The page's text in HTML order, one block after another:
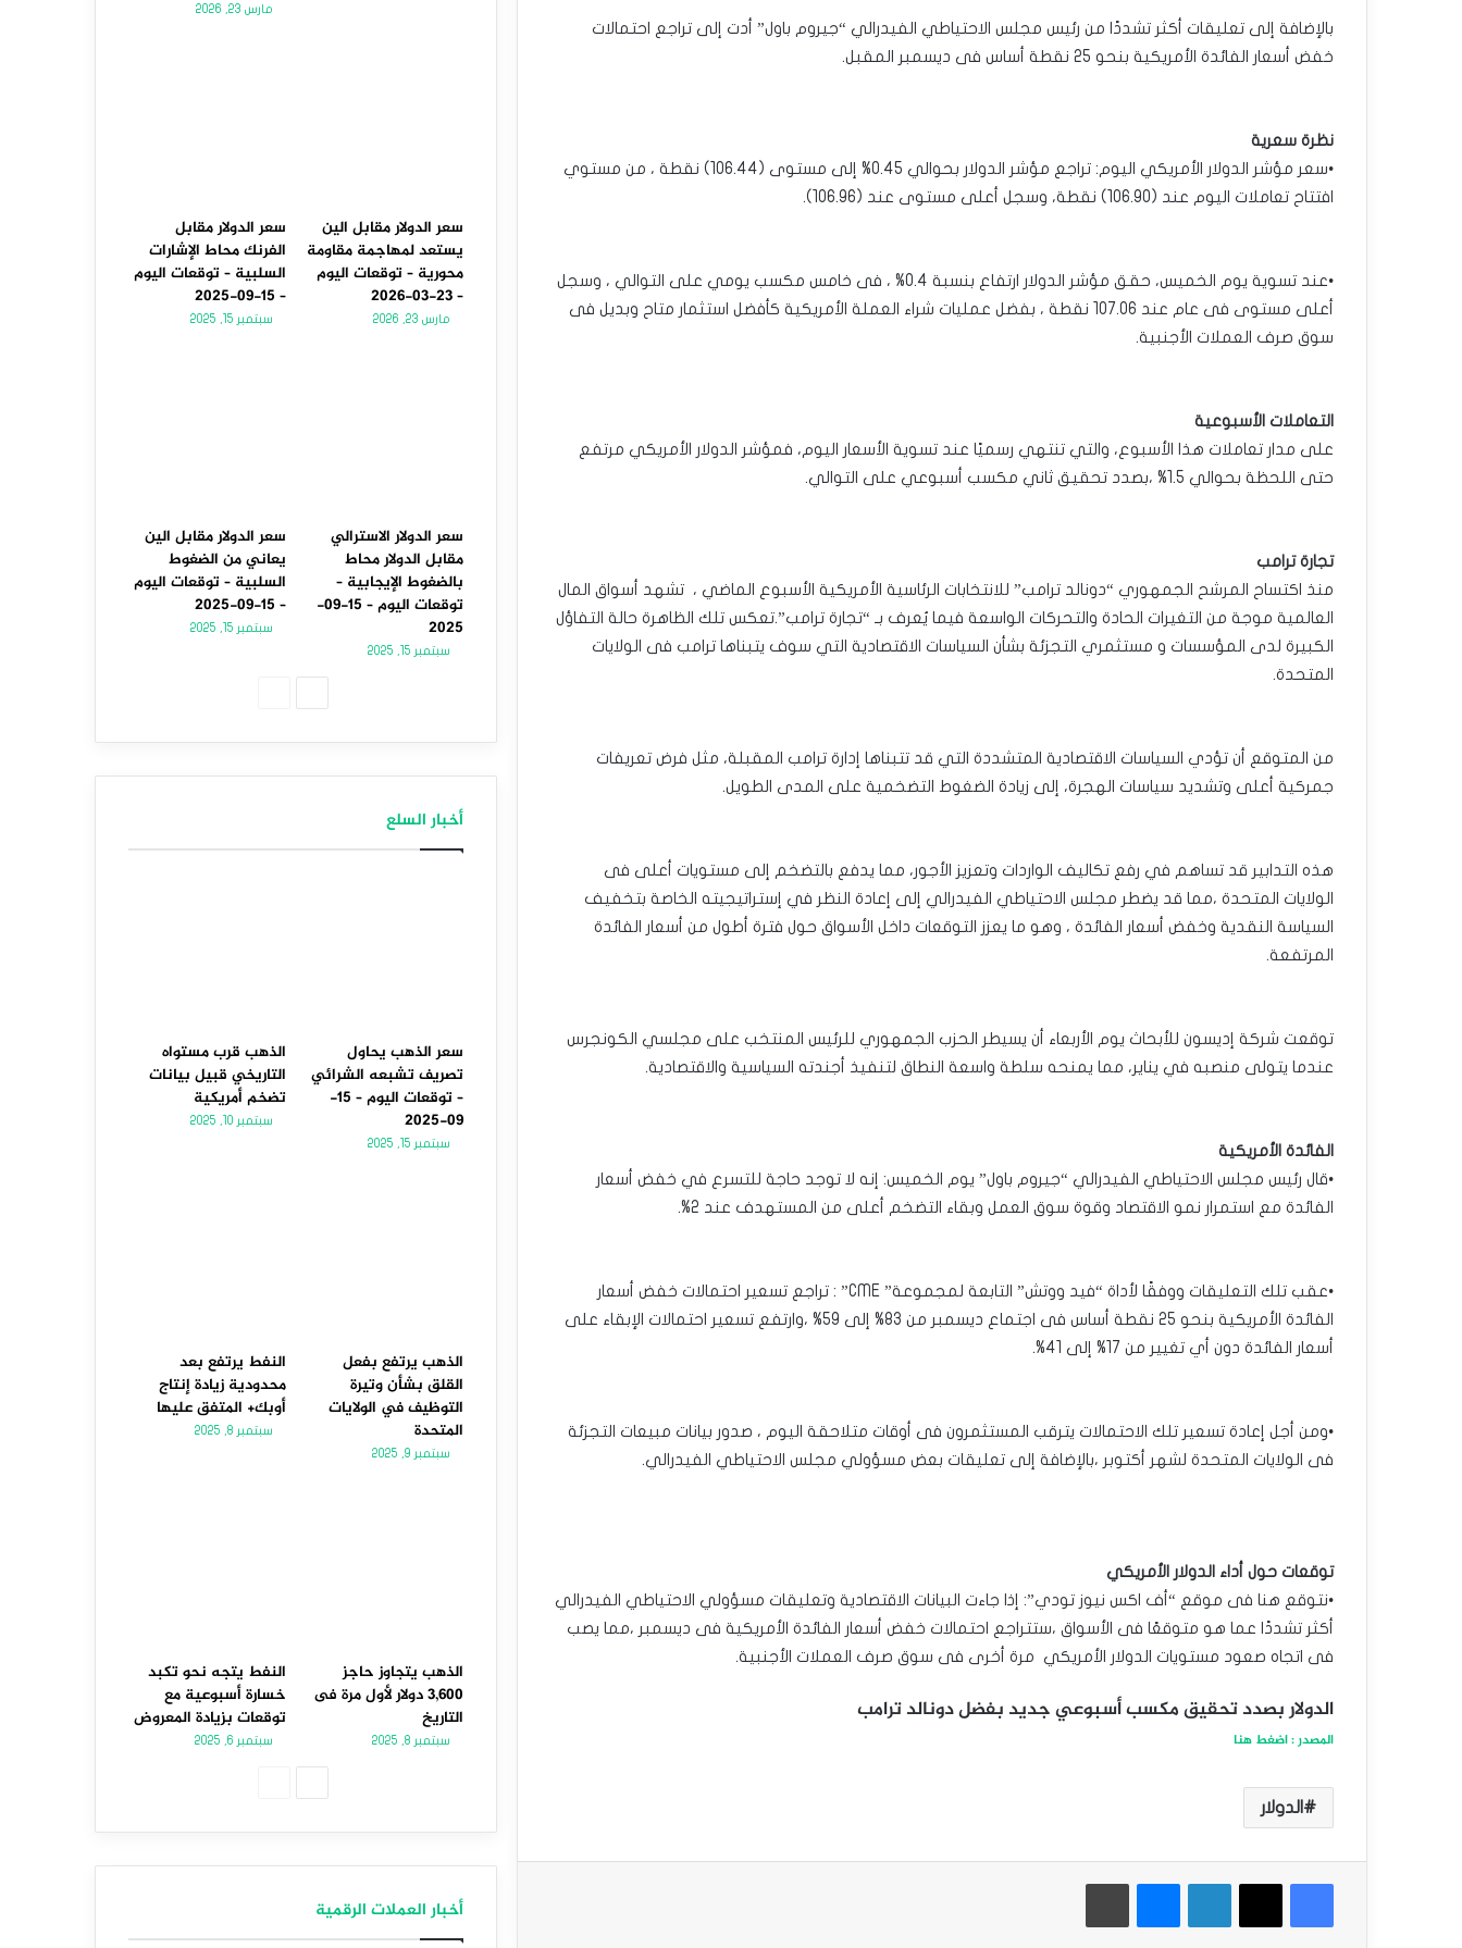
بالإضافة إلى تعليقات أكثر تشددًا من رئيس مجلس الاحتياطي الفيدرالي “جيروم باول” أدت إلى تراجع احتمالات
خفض أسعار الفائدة الأمريكية بنحو 25 نقطة أساس فى ديسمبر المقبل.
نظرة سعرية
•سعر مؤشر الدولار الأمريكي اليوم: تراجع مؤشر الدولار بحوالي 0.45% إلى مستوى (106.44) نقطة ، من مستوي
افتتاح تعاملات اليوم عند (106.90) نقطة، وسجل أعلى مستوى عند (106.96).
•عند تسوية يوم الخميس، حقق مؤشر الدولار ارتفاع بنسبة 0.4% ، فى خامس مكسب يومي على التوالي ، وسجل
أعلى مستوى فى عام عند 107.06 نقطة ، بفضل عمليات شراء العملة الأمريكية كأفضل استثمار متاح وبديل فى
سوق صرف العملات الأجنبية.
التعاملات الأسبوعية
على مدار تعاملات هذا الأسبوع، والتي تنتهي رسميًا عند تسوية الأسعار اليوم، ‏فمؤشر الدولار الأمريكي ‏مرتفع
حتى اللحظة بحوالي 1.5% ،بصدد تحقيق ثاني مكسب أسبوعي على التوالي.
تجارة ترامب
منذ اكتساح المرشح الجمهوري “دونالد ترامب” للانتخابات الرئاسية الأمريكية الأسبوع الماضي ، تشهد أسواق المال
العالمية موجة من التغيرات الحادة والتحركات الواسعة فيما يُعرف بـ “تجارة ترامب”.تعكس تلك الظاهرة حالة التفاؤل
الكبيرة لدى المؤسسات و مستثمري التجزئة بشأن السياسات الاقتصادية التي سوف يتبناها ترامب فى الولايات
المتحدة.
من المتوقع أن تؤدي السياسات الاقتصادية المتشددة التي قد تتبناها إدارة ترامب المقبلة، مثل فرض تعريفات
جمركية أعلى وتشديد سياسات الهجرة، إلى زيادة الضغوط التضخمية على المدى الطويل.
هذه التدابير قد تساهم في رفع تكاليف الواردات وتعزيز الأجور، مما يدفع بالتضخم إلى مستويات أعلى فى
الولايات المتحدة ،مما قد يضطر مجلس الاحتياطي الفيدرالي إلى إعادة النظر في إستراتيجيته الخاصة بتخفيف
السياسة النقدية وخفض أسعار الفائدة ، وهو ما يعزز التوقعات داخل الأسواق حول فترة أطول من أسعار الفائدة
المرتفعة.
توقعت شركة إديسون للأبحاث يوم الأربعاء أن يسيطر الحزب الجمهوري للرئيس المنتخب على مجلسي الكونجرس
عندما يتولى منصبه في يناير، مما يمنحه سلطة واسعة النطاق لتنفيذ أجندته السياسية والاقتصادية.
الفائدة الأمريكية
•قال رئيس مجلس الاحتياطي الفيدرالي “جيروم باول” يوم الخميس: إنه لا توجد حاجة للتسرع في خفض أسعار
الفائدة مع استمرار نمو الاقتصاد وقوة سوق العمل وبقاء التضخم أعلى من المستهدف عند 2%.
•عقب تلك التعليقات ووفقًا لأداة “فيد ووتش” التابعة لمجموعة‎ ‎‎”‎‏CME‏‎”‎‏ : تراجع تسعير احتمالات خفض أسعار
الفائدة الأمريكية بنحو 25 نقطة ‏أساس فى اجتماع ديسمبر من 83% إلى 59% ،وارتفع تسعير احتمالات الإبقاء على
أسعار الفائدة دون أي تغيير من 17% إلى 41%.
•ومن أجل إعادة تسعير تلك الاحتمالات يترقب المستثمرون فى أوقات متلاحقة اليوم ، صدور بيانات مبيعات التجزئة
فى الولايات المتحدة لشهر أكتوبر ،بالإضافة إلى تعليقات بعض مسؤولي مجلس الاحتياطي الفيدرالي.
توقعات حول أداء الدولار الأمريكي
•نتوقع هنا فى موقع “أف اكس نيوز تودي”: إذا جاءت البيانات الاقتصادية وتعليقات مسؤولي الاحتياطي الفيدرالي
أكثر تشددًا عما هو متوقعًا فى الأسواق ،ستتراجع احتمالات خفض أسعار الفائدة الأمريكية فى ديسمبر ،مما يصب
فى اتجاه صعود مستويات الدولار الأمريكي مرة أخرى فى سوق صرف العملات الأجنبية.
الدولار بصدد تحقيق مكسب أسبوعي جديد بفضل دونالد ترامب
المصدر : اضغط هنا
الدولار
فيسبوك
‫X لينكدإن ماسنجر طباعة
مارس 23, 2026
سعر الدولار مقابل الين
يستعد لمهاجمة مقاومة
محورية – توقعات اليوم
– 23-03-2026
مارس 23, 2026
سعر الدولار مقابل
الفرنك محاط الإشارات
السلبية – توقعات اليوم
– 15-09-2025
سبتمبر 15, 2025
سعر الدولار الاسترالي
مقابل الدولار محاط
بالضغوط الإيجابية –
توقعات اليوم – 15-09-
2025
سبتمبر 15, 2025
سعر الدولار مقابل الين
يعاني من الضغوط
السلبية – توقعات اليوم
– 15-09-2025
سبتمبر 15, 2025
أخبار السلع
سعر الذهب يحاول
تصريف تشبعه الشرائي
– توقعات اليوم – 15-
09-2025
سبتمبر 15, 2025
الذهب قرب مستواه
التاريخي قبيل بيانات
تضخم أمريكية
سبتمبر 10, 2025
الذهب يرتفع بفعل
القلق بشأن وتيرة
التوظيف في الولايات
المتحدة
سبتمبر 9, 2025
النفط يرتفع بعد
محدودية زيادة إنتاج
أوبك+ المتفق عليها
سبتمبر 8, 2025
الذهب يتجاوز حاجز
3,600 دولار لأول مرة فى
التاريخ
سبتمبر 8, 2025
النفط يتجه نحو تكبد
خسارة أسبوعية مع
توقعات بزيادة المعروض
سبتمبر 6, 2025
أخبار العملات الرقمية